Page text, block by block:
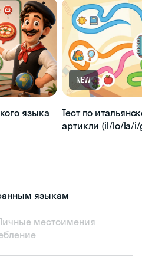
языка
NEW
Тест по
артикли (il/lo/la/
языкам
местоимения